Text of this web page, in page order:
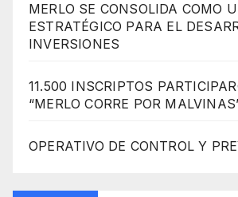
MERLO SE CONSOLIDA COMO
ESTRATÉGICO PARA EL
INVERSIONES
11.500 INSCRIPTOS
“MERLO CORRE POR
OPERATIVO DE CONTROL Y